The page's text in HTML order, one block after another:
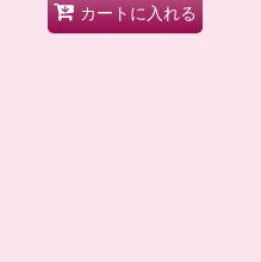
カートに入れる